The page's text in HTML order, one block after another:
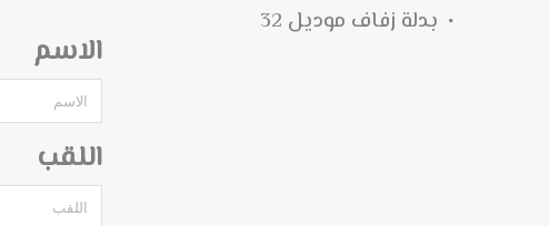
بدلة زفاف موديل 32
الاسم
اللقب